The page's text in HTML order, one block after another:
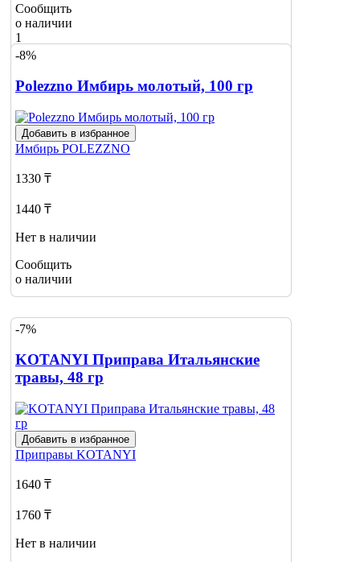
Сообщить
о наличии
1
-8%
Polezzno Имбирь молотый, 100 гр
Добавить в избранное
Имбирь POLEZZNO
1330 ₸
1440 ₸
Нет в наличии
Сообщить
о наличии
-7%
KOTANYI Приправа Итальянские
травы, 48 гр
Добавить в избранное
Приправы KOTANYI
1640 ₸
1760 ₸
Нет в наличии